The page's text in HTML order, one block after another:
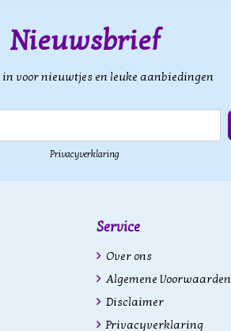
Nieuwsbrief
voor nieuwtjes en leuke aanbiedingen
Privacyverklaring
Service
Over ons
Algemene Voorwaarden
Disclaimer
Privacyverklaring